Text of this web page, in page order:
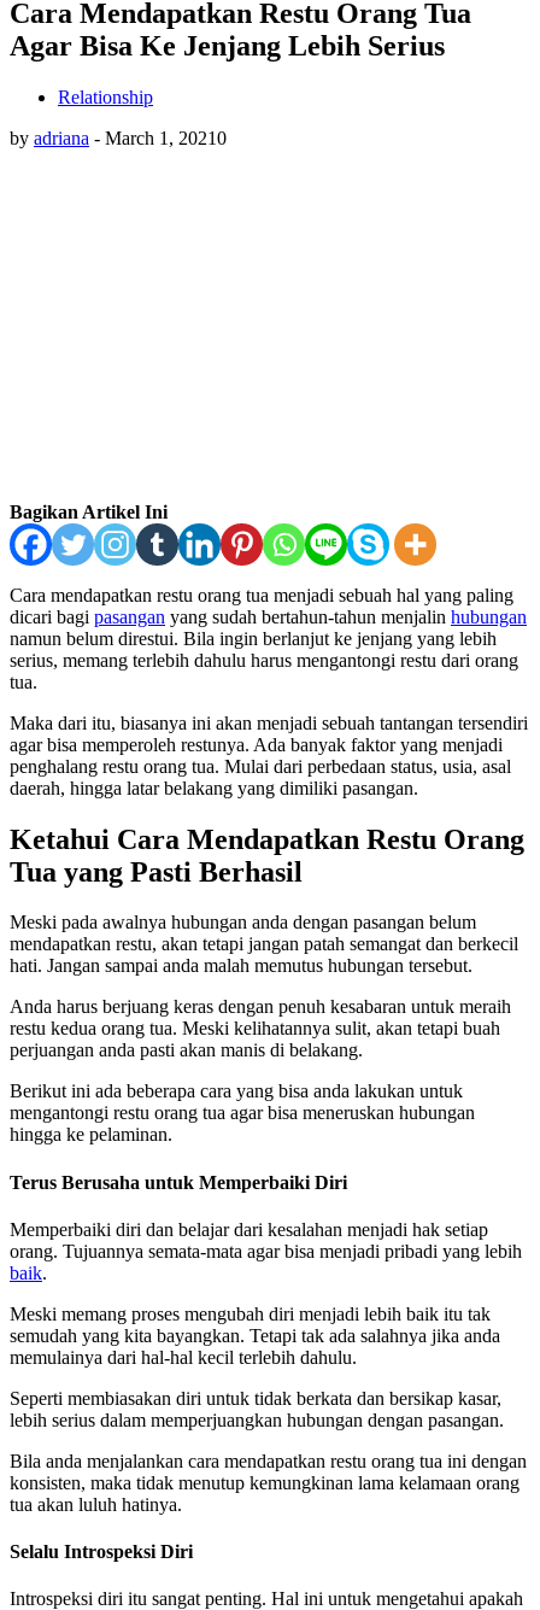
Cara Mendapatkan Restu Orang Tua
Agar Bisa Ke Jenjang Lebih Serius
Relationship
by adriana - March 1, 20210
Bagikan Artikel Ini
Cara mendapatkan restu orang tua menjadi sebuah hal yang paling
dicari bagi pasangan yang sudah bertahun-tahun menjalin hubungan
namun belum direstui. Bila ingin berlanjut ke jenjang yang lebih
serius, memang terlebih dahulu harus mengantongi restu dari orang
tua.
Maka dari itu, biasanya ini akan menjadi sebuah tantangan tersendiri
agar bisa memperoleh restunya. Ada banyak faktor yang menjadi
penghalang restu orang tua. Mulai dari perbedaan status, usia, asal
daerah, hingga latar belakang yang dimiliki pasangan.
Ketahui Cara Mendapatkan Restu Orang
Tua yang Pasti Berhasil
Meski pada awalnya hubungan anda dengan pasangan belum
mendapatkan restu, akan tetapi jangan patah semangat dan berkecil
hati. Jangan sampai anda malah memutus hubungan tersebut.
Anda harus berjuang keras dengan penuh kesabaran untuk meraih
restu kedua orang tua. Meski kelihatannya sulit, akan tetapi buah
perjuangan anda pasti akan manis di belakang.
Berikut ini ada beberapa cara yang bisa anda lakukan untuk
mengantongi restu orang tua agar bisa meneruskan hubungan
hingga ke pelaminan.
Terus Berusaha untuk Memperbaiki Diri
Memperbaiki diri dan belajar dari kesalahan menjadi hak setiap
orang. Tujuannya semata-mata agar bisa menjadi pribadi yang lebih
baik.
Meski memang proses mengubah diri menjadi lebih baik itu tak
semudah yang kita bayangkan. Tetapi tak ada salahnya jika anda
memulainya dari hal-hal kecil terlebih dahulu.
Seperti membiasakan diri untuk tidak berkata dan bersikap kasar,
lebih serius dalam memperjuangkan hubungan dengan pasangan.
Bila anda menjalankan cara mendapatkan restu orang tua ini dengan
konsisten, maka tidak menutup kemungkinan lama kelamaan orang
tua akan luluh hatinya.
Selalu Introspeksi Diri
Introspeksi diri itu sangat penting. Hal ini untuk mengetahui apakah